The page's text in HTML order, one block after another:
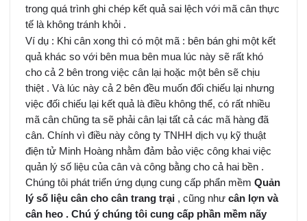
trong quá trình ghi chép kết quả sai lệch với mã cân thực
tế là không tránh khỏi .
Ví dụ : Khi cân xong thì có một mã : bên bán ghi một kết
quả khác so với bên mua bên mua lúc này sẽ rất khó
cho cả 2 bên trong việc cân lại hoặc một bên sẽ chịu
thiệt . Và lúc này cả 2 bên đều muốn đối chiếu lại nhưng
việc đối chiếu lại kết quả là điều không thể, có rất nhiều
mã cân chũng ta sẽ phải cân lại tất cả các mã hàng đã
cân. Chính vì điều này công ty TNHH dịch vụ kỹ thuật
điện tử Minh Hoàng nhằm đảm bảo việc công khai việc
quản lý số liệu của cân và công bằng cho cả hai bền .
Chúng tôi phát triển ứng dụng cung cấp phẩn mềmQuản
lý số liệu cân cho cân trang trại , cũng nhưcân lợn và
cân heo . Chú ý chúng tôi cung cấp phần mềm nãy